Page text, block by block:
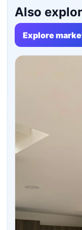
Also
Explore